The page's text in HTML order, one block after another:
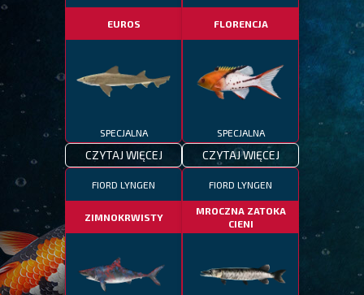
EUROS
SPECJALNA
CZYTAJ WIĘCEJ
FLORENCJA
SPECJALNA
CZYTAJ WIĘCEJ
FIORD LYNGEN
ZIMNOKRWISTY
FIORD LYNGEN
MROCZNA ZATOKA
CIENI